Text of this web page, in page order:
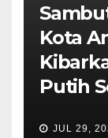
Kota
Putih
JUL 29,
PENDIDIKAN &